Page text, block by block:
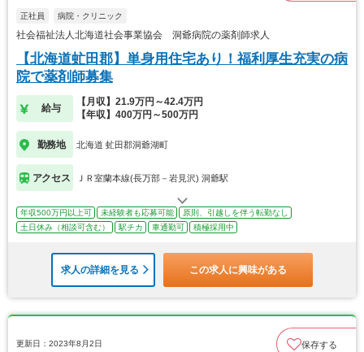
正社員 病院・クリニック
社会福祉法人北海道社会事業協会 洞爺病院の薬剤師求人
【北海道虻田郡】単身用住宅あり！福利厚生充実の病
院で薬剤師募集
給与
【月収】21.9万円～42.4万円
【年収】400万円～500万円
勤務地 北海道 虻田郡洞爺湖町
アクセス ＪＲ室蘭本線(長万部－岩見沢) 洞爺駅
年収500万円以上可 未経験者も応募可能
原則、引越しを伴う転勤なし
土日休み（相談可含む）
駅チカ 車通勤可 積極採用中
求人の詳細を見る この求人に興味がある
更新日：2023年8月2日 保存する